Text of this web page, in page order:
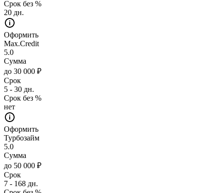
Срок без %
20 дн.
Оформить
Max.Credit
5.0
Сумма
до 30 000 ₽
Срок
5 - 30 дн.
Срок без %
нет
Оформить
Турбозайм
5.0
Сумма
до 50 000 ₽
Срок
7 - 168 дн.